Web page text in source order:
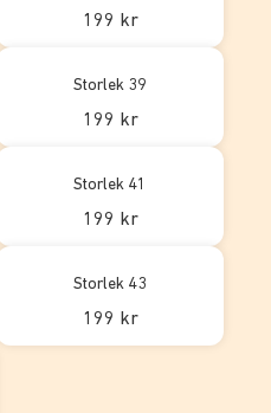
199 kr
Storlek 39
199 kr
Storlek 41
199 kr
Storlek 43
199 kr